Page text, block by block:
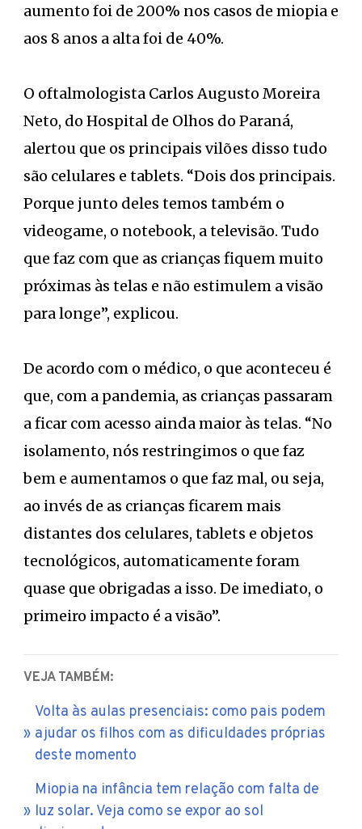
aumento foi de 200% nos casos de miopia e
aos 8 anos a alta foi de 40%.
O oftalmologista Carlos Augusto Moreira
Neto, do Hospital de Olhos do Paraná,
alertou que os principais vilões disso tudo
são celulares e tablets. “Dois dos principais.
Porque junto deles temos também o
videogame, o notebook, a televisão. Tudo
que faz com que as crianças fiquem muito
próximas às telas e não estimulem a visão
para longe”, explicou.
De acordo com o médico, o que aconteceu é
que, com a pandemia, as crianças passaram
a ficar com acesso ainda maior às telas. “No
isolamento, nós restringimos o que faz
bem e aumentamos o que faz mal, ou seja,
ao invés de as crianças ficarem mais
distantes dos celulares, tablets e objetos
tecnológicos, automaticamente foram
quase que obrigadas a isso. De imediato, o
primeiro impacto é a visão”.
VEJA TAMBÉM:
Volta às aulas presenciais: como pais podem
ajudar os filhos com as dificuldades próprias
deste momento
Miopia na infância tem relação com falta de
luz solar. Veja como se expor ao sol